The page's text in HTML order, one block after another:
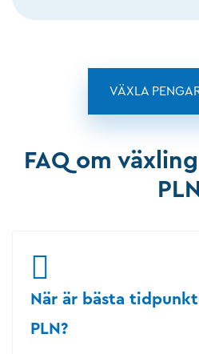
VÄXLA
FAQ om
PLN
När är bästa
PLN?